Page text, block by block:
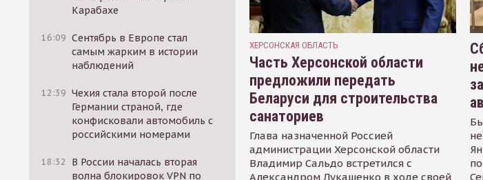
Карабахе
16:09 Сентябрь в Европе стал
самым жарким в истории
наблюдений
12:39 Чехия стала второй после
Германии страной, где
конфисковали автомобиль с
российскими номерами
18:32
В России началась вторая
волна блокировок VPN по
ХЕРСОНСКАЯ ОБЛАСТЬ
Часть Херсонской области
предложили передать
Беларуси для строительства
санаториев
Глава назначенной Россией
администрации Херсонской области
Владимир Сальдо встретился с
Александром Лукашенко в ходе своей